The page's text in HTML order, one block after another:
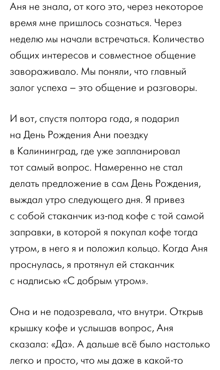
Аня не знала, от кого это, через некоторое
время мне пришлось сознаться. Через
неделю мы начали встречаться. Количество
общих интересов и совместное общение
завораживало. Мы поняли, что главный
залог успеха – это общение и разговоры.
И вот, спустя полтора года, я подарил
на День Рождения Ани поездку
в Калининград, где уже запланировал
тот самый вопрос. Намеренно не стал
делать предложение в сам День Рождения,
выждал утро следующего дня. Я привез
с собой стаканчик из-под кофе с той самой
заправки, в которой я покупал кофе тогда
утром, в него я и положил кольцо. Когда Аня
проснулась, я протянул ей стаканчик
с надписью «С добрым утром».
Она и не подозревала, что внутри. Открыв
крышку кофе и услышав вопрос, Аня
сказала: «Да». А дальше всё было настолько
легко и просто, что мы даже в какой-то